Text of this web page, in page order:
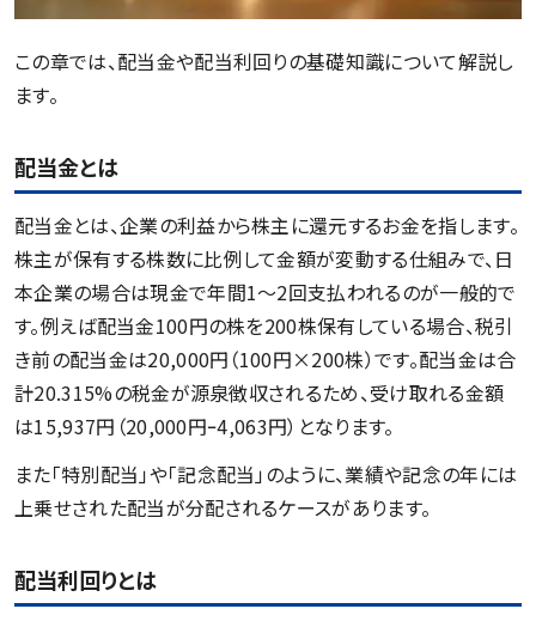
この章では、配当金や配当利回りの基礎知識について解説し
ます。
配当金とは
配当金とは、企業の利益から株主に還元するお金を指します。
株主が保有する株数に比例して金額が変動する仕組みで、日
本企業の場合は現金で年間1〜2回支払われるのが一般的で
す。例えば配当金100円の株を200株保有している場合、税引
き前の配当金は20,000円（100円×200株）です。配当金は合
計20.315%の税金が源泉徴収されるため、受け取れる金額
は15,937円（20,000円ｰ4,063円）となります。
また「特別配当」や「記念配当」のように、業績や記念の年には
上乗せされた配当が分配されるケースがあります。
配当利回りとは